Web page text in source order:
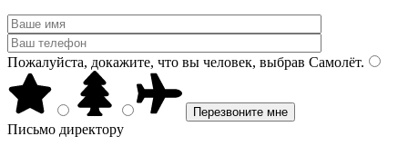
Пожалуйста, докажите, что вы человек, выбрав Самолёт.
Письмо директору